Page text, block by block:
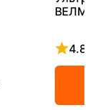
4.8